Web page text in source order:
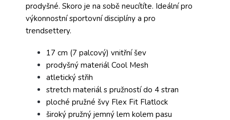
prodyšné. Skoro je na sobě neucítíte. Ideální pro
výkonnostní sportovní disciplíny a pro
trendsettery.
17 cm (7 palcový) vnitřní šev
prodyšný materiál Cool Mesh
atletický střih
stretch materiál s pružností do 4 stran
ploché pružné švy Flex Fit Flatlock
široký pružný jemný lem kolem pasu